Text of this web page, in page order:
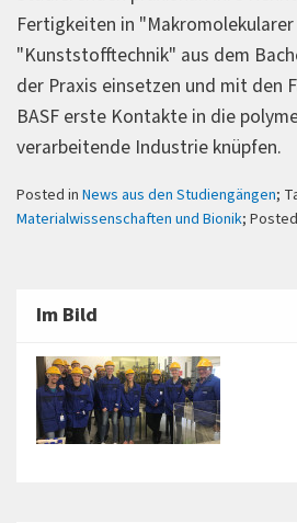
Fertigkeiten in
"Kunststofftechnik" aus dem
der Praxis einsetzen und mit den
BASF erste Kontakte in die
verarbeitende Industrie knüpfen.
Posted in News aus den Studiengängen;
Materialwissenschaften und Bionik;
Im Bild